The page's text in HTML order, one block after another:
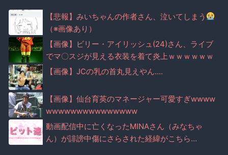
【悲報】みいちゃんの作者さん、泣いてしまう
（※画像あり）
【画像】ビリー・アイリッシュ(24)さん、ライブ
でマ〇スジが見える衣装を着て炎上ｗｗｗｗｗｗ
ｗｗｗｗ
【画像】JCの乳の首丸見えやん....
【画像】仙台育英のマネージャー可愛すぎwwww
wwwwwwwwwwwwwww
動画配信中に亡くなったMINAさん（みなちゃ
ん）が誹謗中傷にさらされた経緯がこちら…